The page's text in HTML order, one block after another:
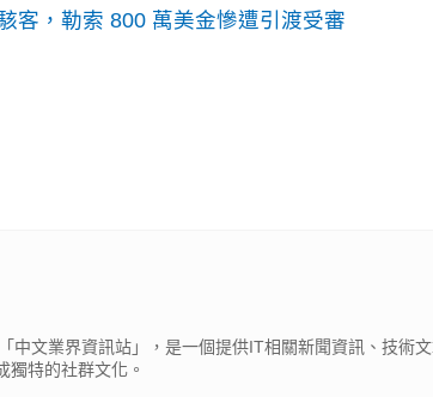
客，勒索 800 萬美金慘遭引渡受審
中文業界資訊站」，是一個提供IT相關新聞資訊、技術
獨特的社群文化。